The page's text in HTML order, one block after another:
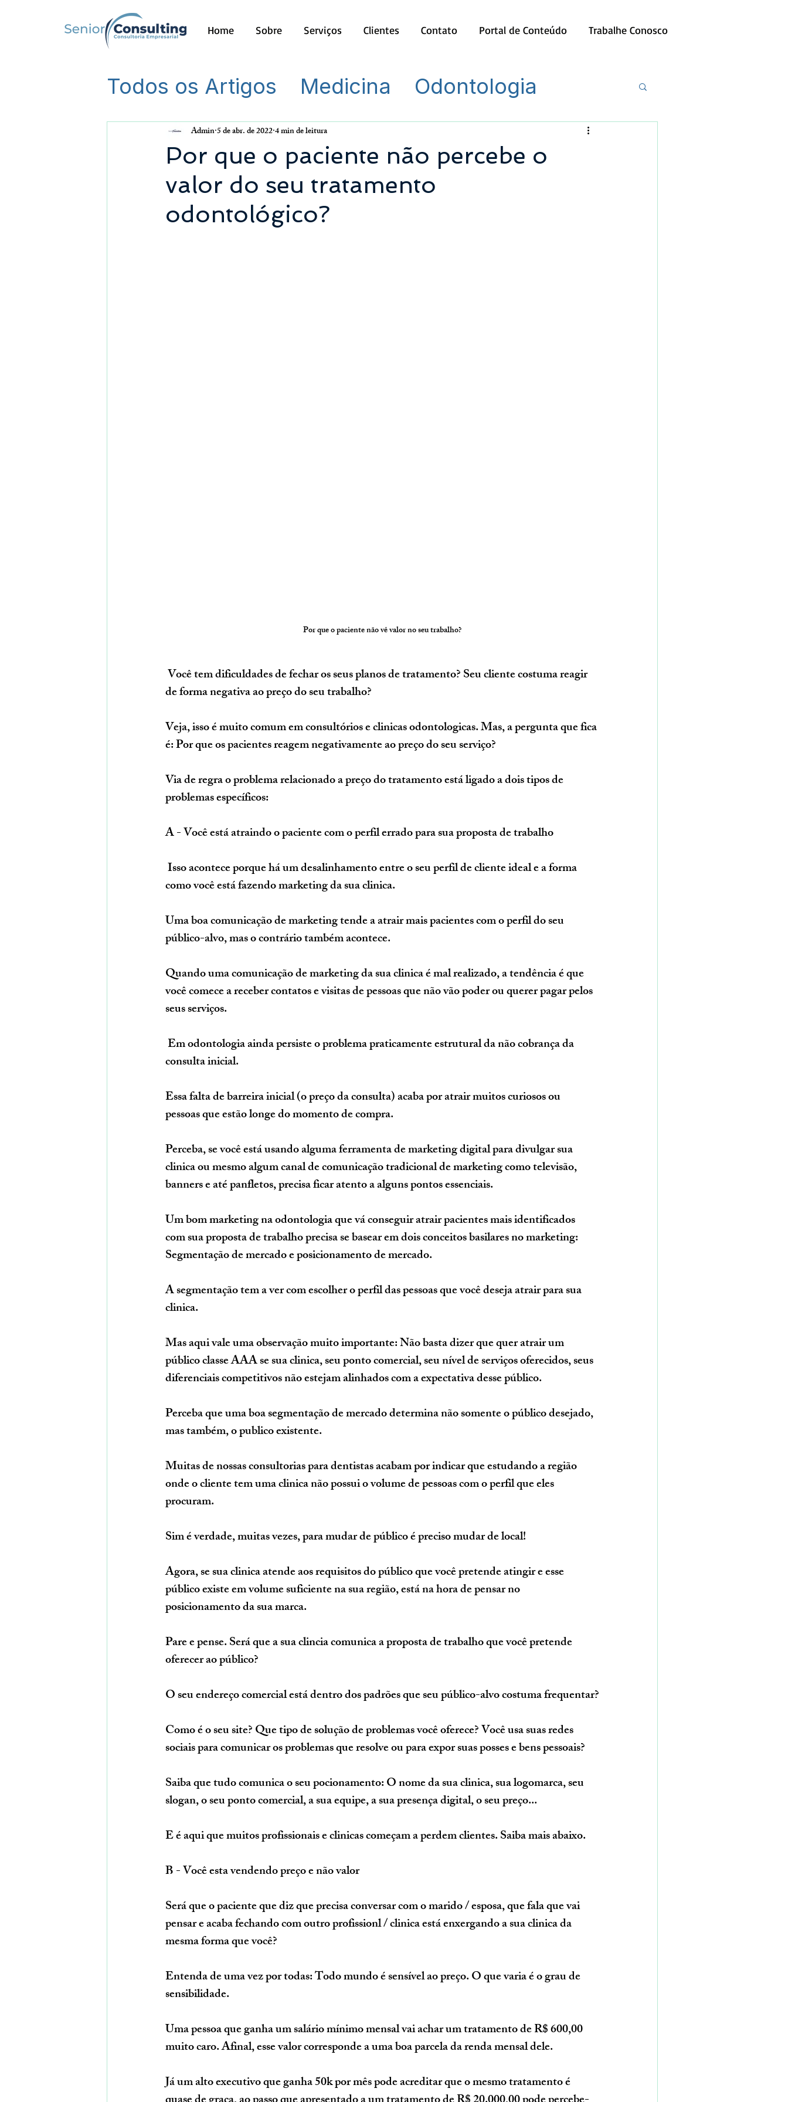
Home Sobre Serviços Clientes Contato Portal de Conteúdo Trabalhe Conosco
Todos os Artigos Medicina
Odontologia
Outros
Por que o paciente não percebe o
valor do seu tratamento
odontológico?
Admin5 de abr. de 20224 min de leitura
Por que o paciente não vê valor no seu trabalho?
de forma negativa ao preço do seu trabalho?
Veja, isso é muito comum em consultórios e clinicas odontologicas. Mas, a pergunta que fica
é: Por que os pacientes reagem negativamente ao preço do seu serviço?
Via de regra o problema relacionado a preço do tratamento está ligado a dois tipos de
problemas específicos:
A - Você está atraindo o paciente com o perfil errado para sua proposta de trabalho
como você está fazendo marketing da sua clinica.
Uma boa comunicação de marketing tende a atrair mais pacientes com o perfil do seu
público-alvo, mas o contrário também acontece.
Quando uma comunicação de marketing da sua clinica é mal realizado, a tendência é que
você comece a receber contatos e visitas de pessoas que não vão poder ou querer pagar pelos
seus serviços.
consulta inicial.
Essa falta de barreira inicial (o preço da consulta) acaba por atrair muitos curiosos ou
pessoas que estão longe do momento de compra.
Perceba, se você está usando alguma ferramenta de marketing digital para divulgar sua
clinica ou mesmo algum canal de comunicação tradicional de marketing como televisão,
banners e até panfletos, precisa ficar atento a alguns pontos essenciais.
Um bom marketing na odontologia que vá conseguir atrair pacientes mais identificados
com sua proposta de trabalho precisa se basear em dois conceitos basilares no marketing:
Segmentação de mercado e posicionamento de mercado.
A segmentação tem a ver com escolher o perfil das pessoas que você deseja atrair para sua
clinica.
Mas aqui vale uma observação muito importante: Não basta dizer que quer atrair um
público classe AAA se sua clinica, seu ponto comercial, seu nível de serviços oferecidos, seus
diferenciais competitivos não estejam alinhados com a expectativa desse público.
Perceba que uma boa segmentação de mercado determina não somente o público desejado,
mas também, o publico existente.
Muitas de nossas consultorias para dentistas acabam por indicar que estudando a região
onde o cliente tem uma clinica não possui o volume de pessoas com o perfil que eles
procuram.
Sim é verdade, muitas vezes, para mudar de público é preciso mudar de local!
Agora, se sua clinica atende aos requisitos do público que você pretende atingir e esse
público existe em volume suficiente na sua região, está na hora de pensar no
posicionamento da sua marca.
Pare e pense. Será que a sua clincia comunica a proposta de trabalho que você pretende
oferecer ao público?
O seu endereço comercial está dentro dos padrões que seu público-alvo costuma frequentar?
Como é o seu site? Que tipo de solução de problemas você oferece? Você usa suas redes
sociais para comunicar os problemas que resolve ou para expor suas posses e bens pessoais?
Saiba que tudo comunica o seu pocionamento: O nome da sua clinica, sua logomarca, seu
slogan, o seu ponto comercial, a sua equipe, a sua presença digital, o seu preço...
E é aqui que muitos profissionais e clinicas começam a perdem clientes. Saiba mais abaixo.
B - Você esta vendendo preço e não valor
Será que o paciente que diz que precisa conversar com o marido / esposa, que fala que vai
pensar e acaba fechando com outro profissionl / clinica está enxergando a sua clinica da
mesma forma que você?
Entenda de uma vez por todas: Todo mundo é sensível ao preço. O que varia é o grau de
sensibilidade.
Uma pessoa que ganha um salário mínimo mensal vai achar um tratamento de R$ 600,00
muito caro. Afinal, esse valor corresponde a uma boa parcela da renda mensal dele.
Já um alto executivo que ganha 50k por mês pode acreditar que o mesmo tratamento é